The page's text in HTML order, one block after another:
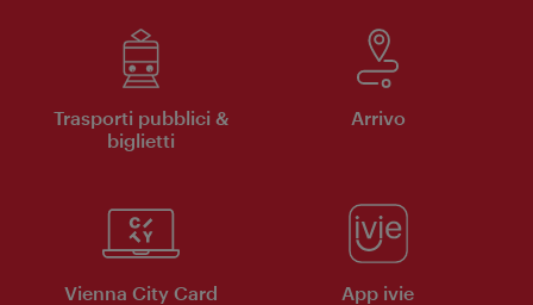
Trasporti pubblici &
biglietti
Arrivo
Vienna City Card App ivie